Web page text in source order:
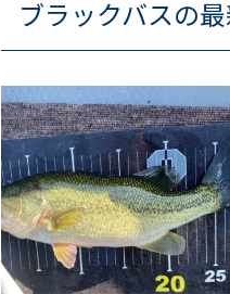
ブラックバスの